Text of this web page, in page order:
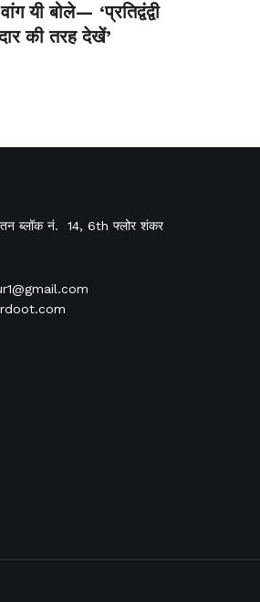
यी बोले— ‘प्रतिद्वंद्वी
की तरह देखें’
ब्लॉक नं. 14, 6th फ्लोर शंकर